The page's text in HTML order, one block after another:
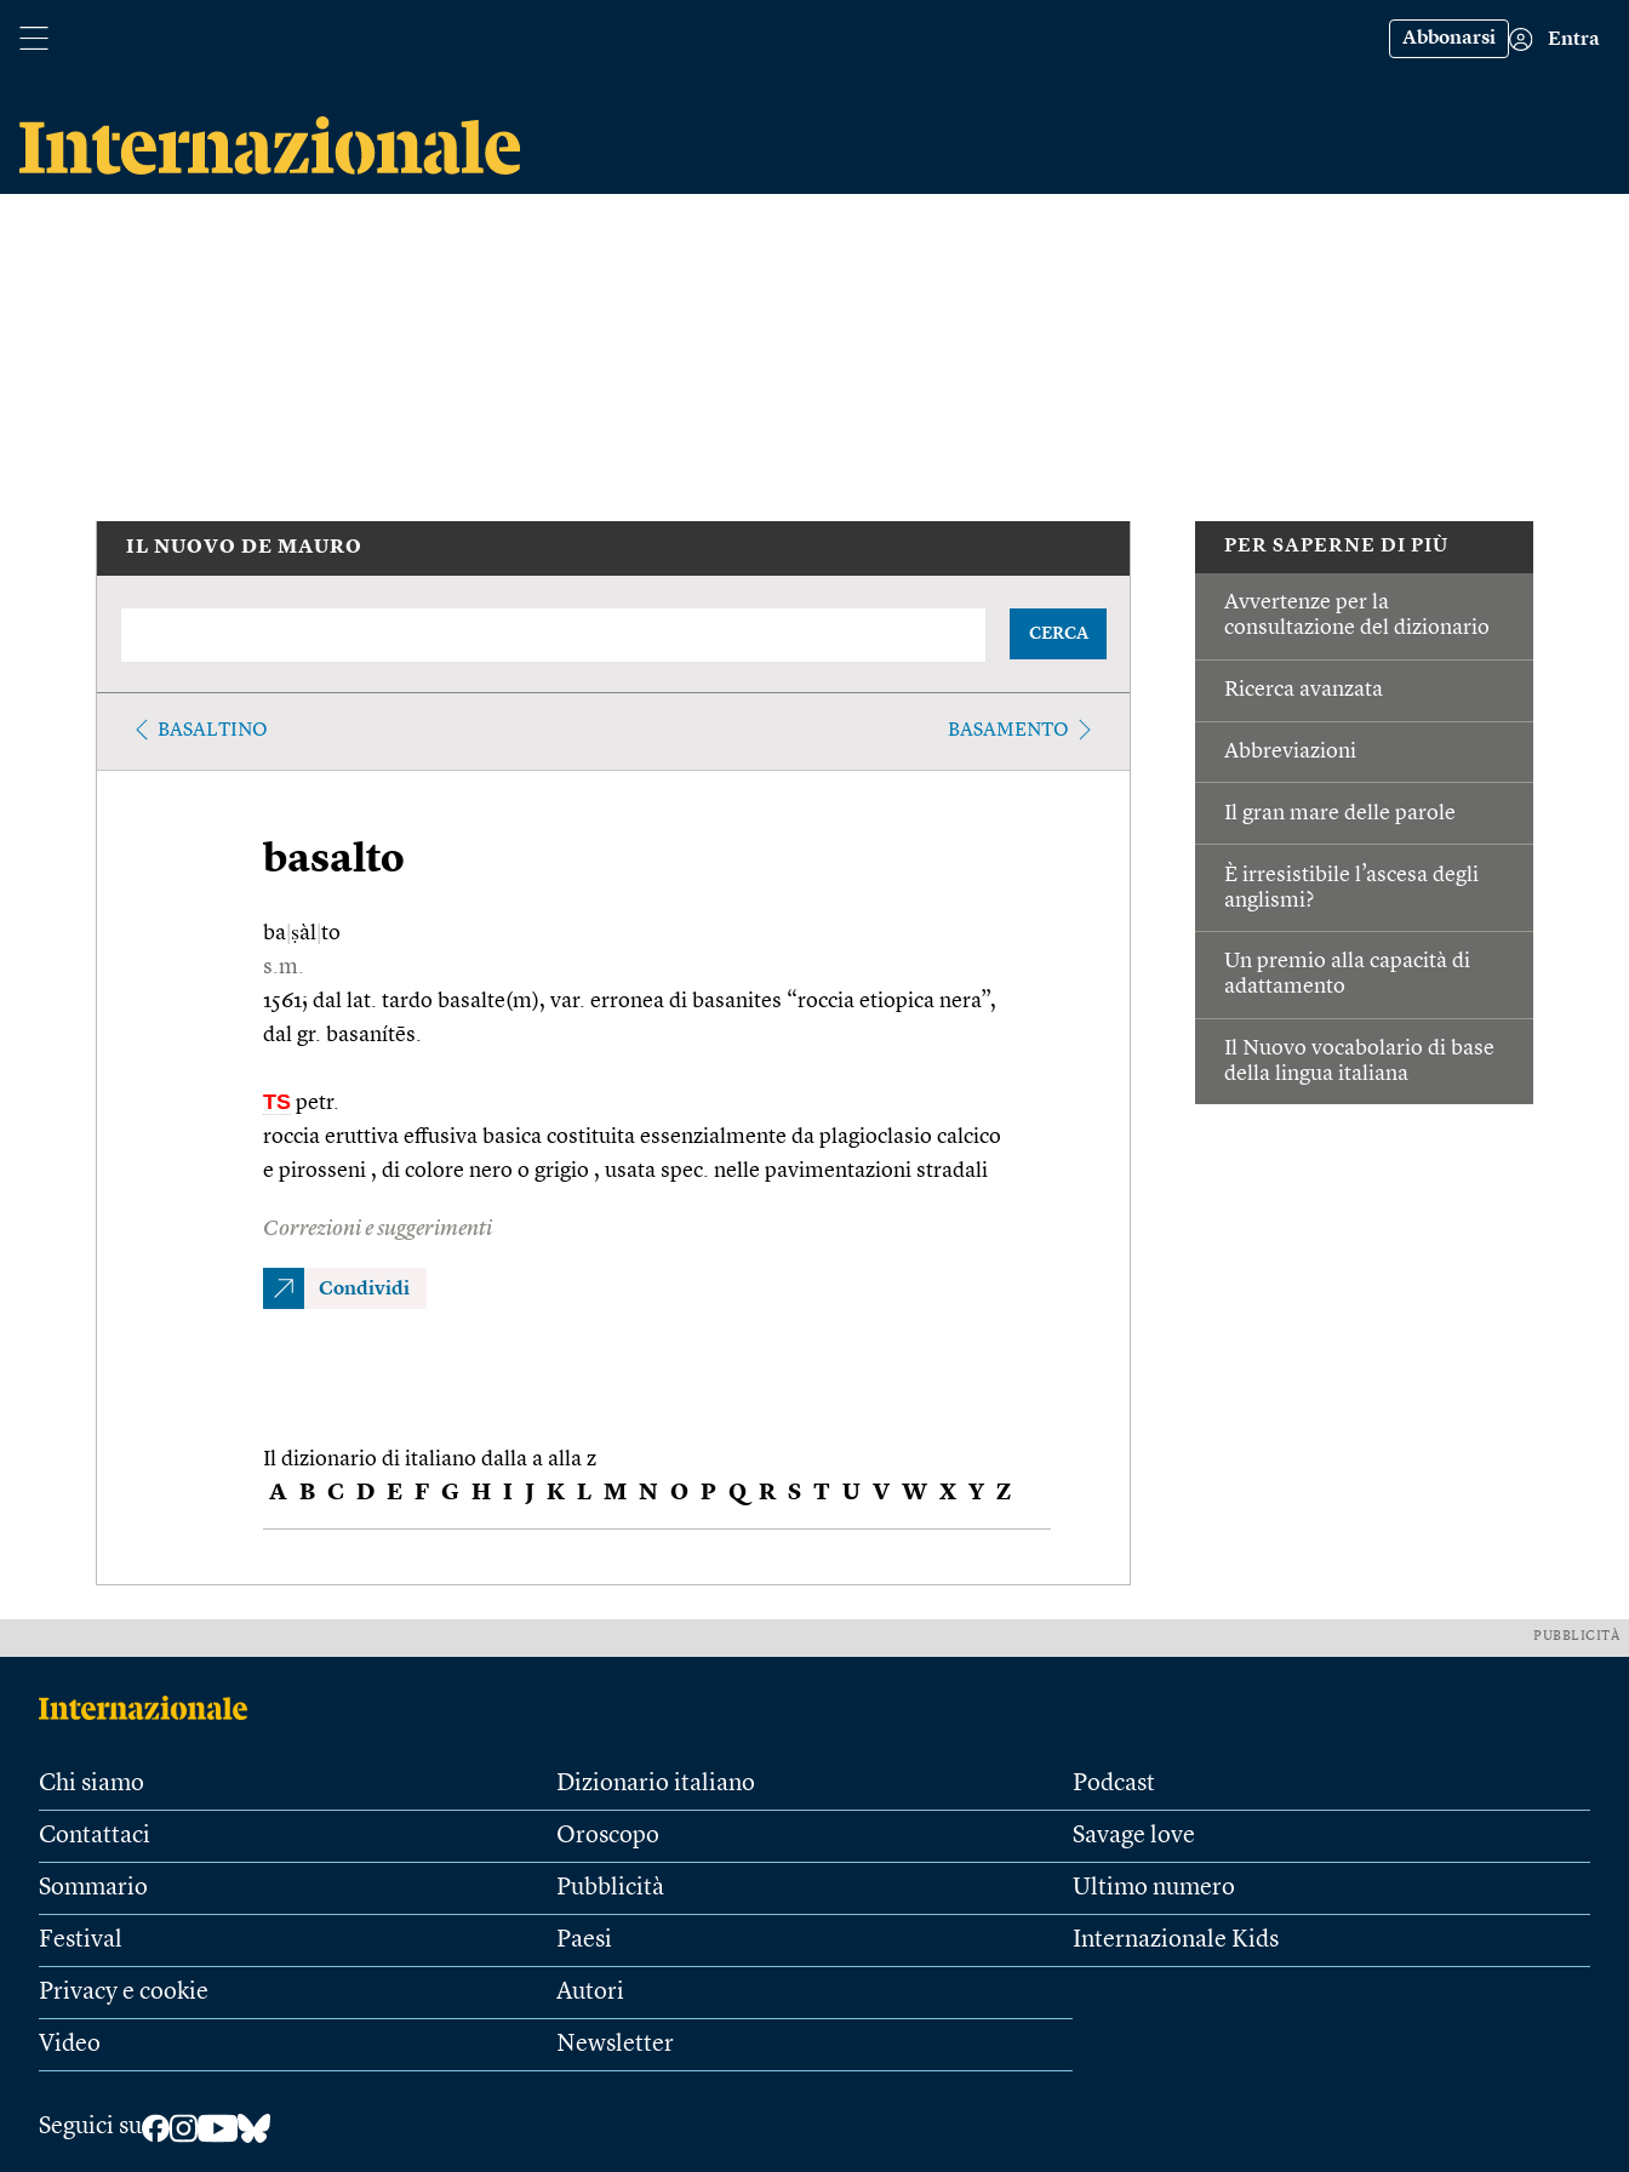
Abbonarsi Entra
PER SAPERNE DI PIÙ
Avvertenze per la
consultazione del dizionario
Ricerca avanzata
Abbreviazioni
Il gran mare delle parole
È irresistibile l’ascesa degli
anglismi?
Un premio alla capacità di
adattamento
Il Nuovo vocabolario di base
della lingua italiana
IL NUOVO DE MAURO
CERCA
BASALTINO BASAMENTO
basalto
ba ṣàl to
s.m.
1561; dal lat. tardo basalte(m), var. erronea di basanites “roccia etiopica nera”,
dal gr. basanítēs.
TS petr.
roccia eruttiva effusiva basica costituita essenzialmente da plagioclasio calcico
e pirosseni , di colore nero o grigio , usata spec. nelle pavimentazioni stradali
Correzioni e suggerimenti
Condividi
Il dizionario di italiano dalla a alla z
A B C D E F G H I J K L M N O P Q R S T U V W X Y Z
PUBBLICITÀ
Chi siamo
Contattaci
Sommario
Festival
Privacy e cookie
Video
Dizionario italiano
Oroscopo
Pubblicità
Paesi
Autori
Newsletter
Podcast
Savage love
Ultimo numero
Internazionale Kids
Seguici su